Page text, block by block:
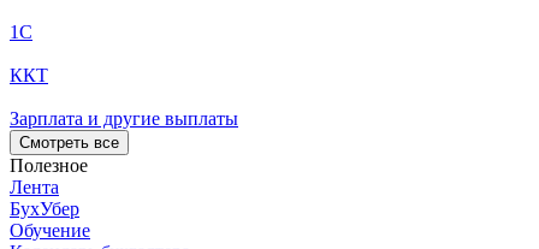
1С
ККТ
Зарплата и другие выплаты
Смотреть все
Полезное
Лента
БухУбер
Обучение